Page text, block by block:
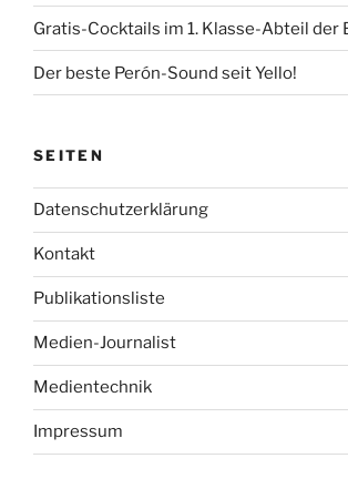
Gratis-Cocktails im 1. Klasse-Abteil der
Der beste Perón-Sound seit Yello!
SEITEN
Datenschutzerklärung
Kontakt
Publikationsliste
Medien-Journalist
Medientechnik
Impressum